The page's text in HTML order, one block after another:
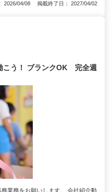
2026/04/08 掲載終了日： 2027/04/02
こう！ ブランクOK 完全週